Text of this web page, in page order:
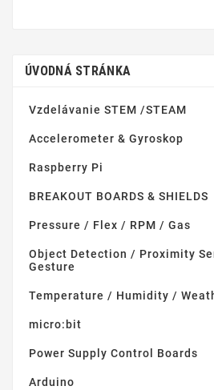
ÚVODNÁ STRÁNKA
Vzdelávanie STEM /STEAM
Accelerometer & Gyroskop
Raspberry Pi
BREAKOUT BOARDS & SHIELDS
Pressure / Flex / RPM / Gas
Object Detection / Proximity
Gesture
Temperature / Humidity /
micro:bit
Power Supply Control Boards
Arduino